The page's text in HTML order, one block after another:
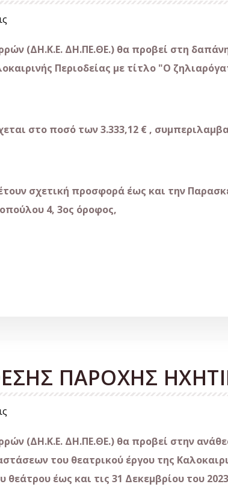
(ΔΗ.Κ.Ε. ΔΗ.ΠΕ.ΘΕ.) θα προβεί στη
Περιοδείας με τίτλο "Ο
στο ποσό των 3.333,12 € ,
σχετική προσφορά έως και την
4, 3ος όροφος,
ΠΑΡΟΧΗΣ
(ΔΗ.Κ.Ε. ΔΗ.ΠΕ.ΘΕ.) θα προβεί στην
του θεατρικού έργου της
έως και τις 31 Δεκεμβρίου του